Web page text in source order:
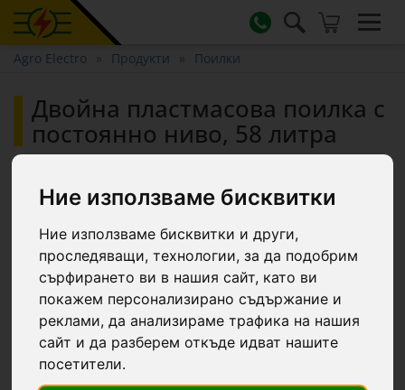
Ние използваме бисквитки
Ние използваме бисквитки и други,
проследяващи, технологии, за да подобрим
сърфирането ви в нашия сайт, като ви
покажем персонализирано съдържание и
реклами, да анализираме трафика на нашия
сайт и да разберем откъде идват нашите
посетители.
Agro Electro Продукти Поилки
Двойна пластмасова поилка с
постоянно ниво, 58 литра